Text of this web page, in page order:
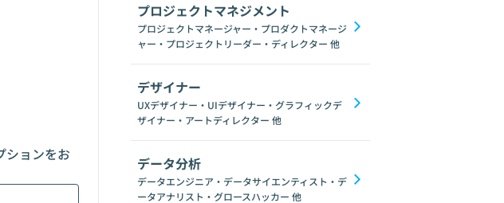
ションをお
プロジェクトマネジメント
プロジェクトマネージャー・プロダクトマネージ
ャー・プロジェクトリーダー・ディレクター 他
デザイナー
UXデザイナー・UIデザイナー・グラフィックデ
ザイナー・アートディレクター 他
データ分析
データエンジニア・データサイエンティスト・デ
ータアナリスト・グロースハッカー 他